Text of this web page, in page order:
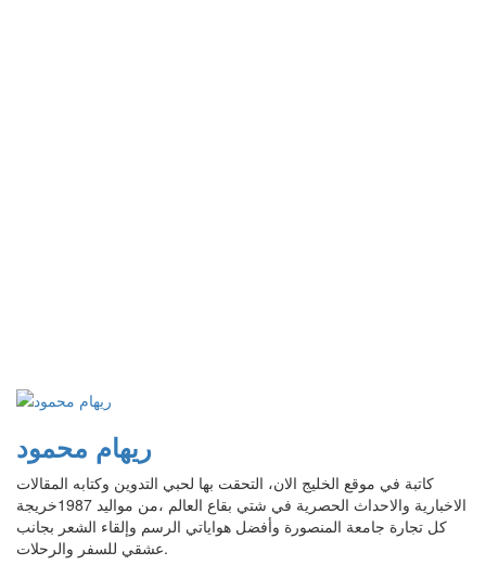
ريهام محمود
كاتبة في موقع الخليج الان، التحقت بها لحبي التدوين وكتابه المقالات
الاخبارية والاحداث الحصرية في شتي بقاع العالم ،من مواليد 1987خريجة
كل تجارة جامعة المنصورة وأفضل هواياتي الرسم وإلقاء الشعر بجانب
عشقي للسفر والرحلات.